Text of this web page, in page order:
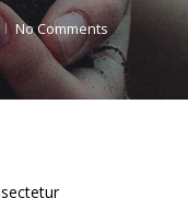
No Comments